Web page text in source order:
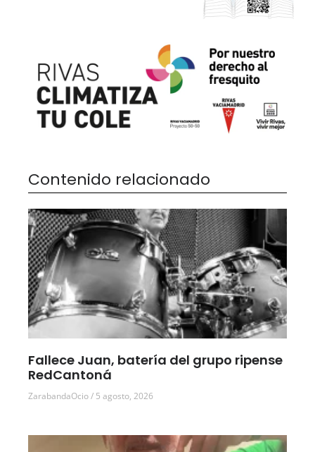
Contenido relacionado
Fallece Juan, batería del grupo ripense
RedCantoná
ZarabandaOcio 5 agosto, 2026